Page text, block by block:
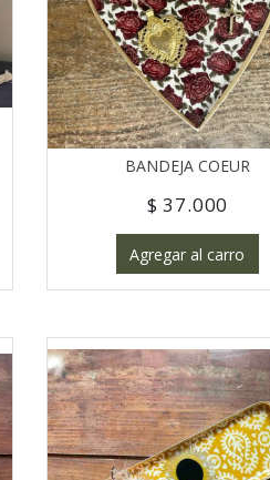
BANDEJA COEUR
$ 37.000
Agregar al carro